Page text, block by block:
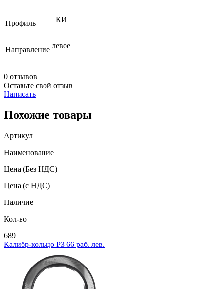
Профиль КИ
Направление левое
0 отзывов
Оставьте свой отзыв
Написать
Похожие товары
Артикул
Наименование
Цена (Без НДС)
Цена (с НДС)
Наличие
Кол-во
689
Калибр-кольцо РЗ 66 раб. лев.